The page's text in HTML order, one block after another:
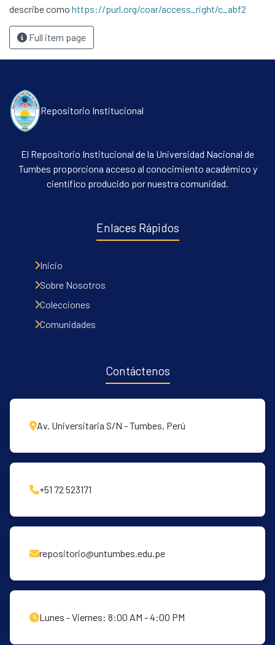
describe como https://purl.org/coar/access_right/c_abf2
Full item page
Repositorio Institucional
El Repositorio Institucional de la Universidad Nacional de
Tumbes proporciona acceso al conocimiento académico y
científico producido por nuestra comunidad.
Enlaces Rápidos
Inicio
Sobre Nosotros
Colecciones
Comunidades
Contáctenos
Av. Universitaria S/N - Tumbes, Perú
+51 72 523171
repositorio@untumbes.edu.pe
Lunes - Viernes: 8:00 AM - 4:00 PM